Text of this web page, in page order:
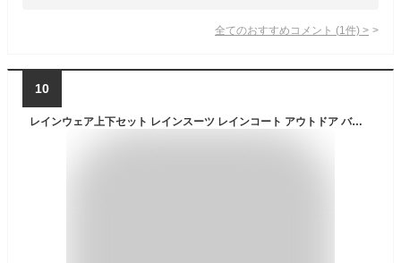
全てのおすすめコメント (1 件) >
10
レインウェア上下セット レインスーツ レインコート アウトドア バイク メンズ 自転車 通学 防水 通勤 雨具 男女兼用 レディース 撥水 通気メッシュ 梅雨・台風対策 反光対応 雨カッパ 雨具 レインジャケット オシャレ ビッグサイズ かっこいい 蒸れない 敬老の日